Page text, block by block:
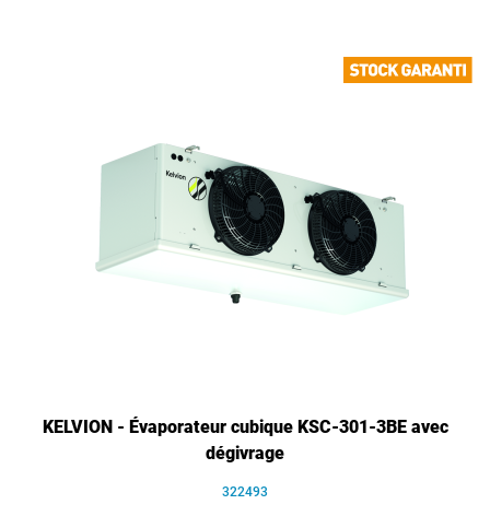
KELVION - Évaporateur cubique KSC-301-3BE avec
dégivrage
322493